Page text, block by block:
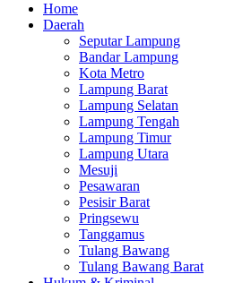
Home
Daerah
Seputar Lampung
Bandar Lampung
Kota Metro
Lampung Barat
Lampung Selatan
Lampung Tengah
Lampung Timur
Lampung Utara
Mesuji
Pesawaran
Pesisir Barat
Pringsewu
Tanggamus
Tulang Bawang
Tulang Bawang Barat